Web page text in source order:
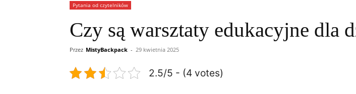
Pytania od czytelników
Czy są warsztaty edukacyjne dla
Przez MistyBackpack - 29 kwietnia 2025
2.5/5 - (4 votes)